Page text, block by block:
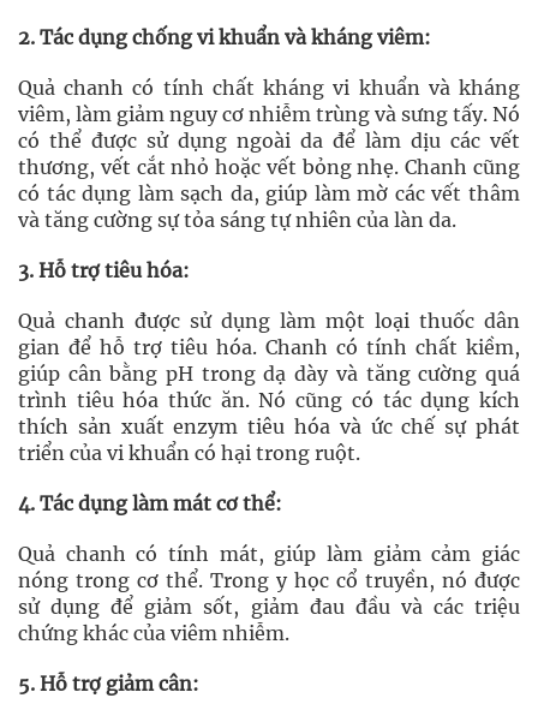
2. Tác dụng chống vi khuẩn và kháng viêm:
Quả chanh có tính chất kháng vi khuẩn và kháng
viêm, làm giảm nguy cơ nhiễm trùng và sưng tấy. Nó
có thể được sử dụng ngoài da để làm dịu các vết
thương, vết cắt nhỏ hoặc vết bỏng nhẹ. Chanh cũng
có tác dụng làm sạch da, giúp làm mờ các vết thâm
và tăng cường sự tỏa sáng tự nhiên của làn da.
3. Hỗ trợ tiêu hóa:
Quả chanh được sử dụng làm một loại thuốc dân
gian để hỗ trợ tiêu hóa. Chanh có tính chất kiềm,
giúp cân bằng pH trong dạ dày và tăng cường quá
trình tiêu hóa thức ăn. Nó cũng có tác dụng kích
thích sản xuất enzym tiêu hóa và ức chế sự phát
triển của vi khuẩn có hại trong ruột.
4. Tác dụng làm mát cơ thể:
Quả chanh có tính mát, giúp làm giảm cảm giác
nóng trong cơ thể. Trong y học cổ truyền, nó được
sử dụng để giảm sốt, giảm đau đầu và các triệu
chứng khác của viêm nhiễm.
5. Hỗ trợ giảm cân: